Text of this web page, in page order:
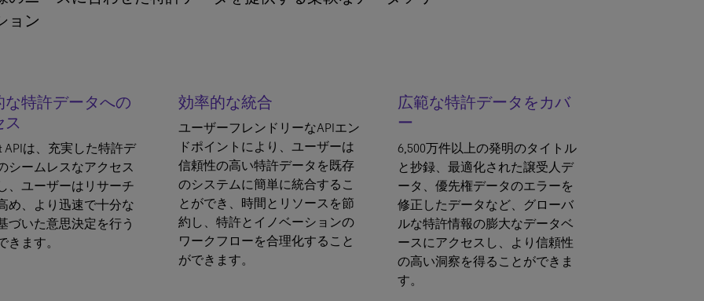
ョン
な特許データへの
ス
APIは、充実した特許デ
シームレスなアクセス
、ユーザーはリサーチ
め、より迅速で十分な
づいた意思決定を行う
きます。
効率的な統合
ユーザーフレンドリーなAPIエン
ドポイントにより、ユーザーは
信頼性の高い特許データを既存
のシステムに簡単に統合するこ
とができ、時間とリソースを節
約し、特許とイノベーションの
ワークフローを合理化すること
ができます。
広範な特許データをカバ
ー
6,500万件以上の発明のタイトル
と抄録、最適化された譲受人デ
ータ、優先権データのエラーを
修正したデータなど、グローバ
ルな特許情報の膨大なデータベ
ースにアクセスし、より信頼性
の高い洞察を得ることができま
す。